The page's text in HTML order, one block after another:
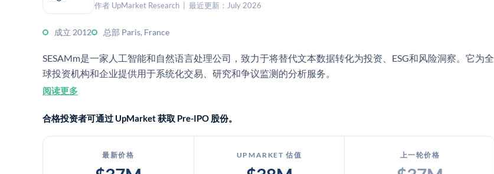
作者 UpMarket Research | 最近更新：July 2026
成立 2012 总部 Paris, France
SESAMm是一家人工智能和自然语言处理公司，致力于将替代文本数据转化为投资、ESG和风险洞察。它为全
球投资机构和企业提供用于系统化交易、研究和争议监测的分析服务。
阅读更多
合格投资者可通过 UpMarket 获取 Pre-IPO 股份。
最新价格 UPMARKET 估值 上一轮价格